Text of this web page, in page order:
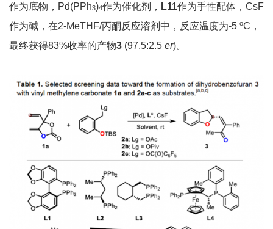
作为底物，Pd(PPh3)4作为催化剂， L11作为手性配体，CsF
作为碱，在2-MeTHF/丙酮反应溶剂中，反应温度为-5 oC，
最终获得83%收率的产物3 (97.5:2.5 er)。